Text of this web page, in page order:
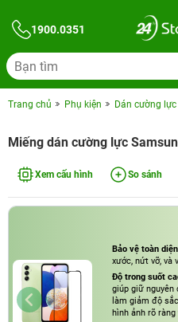
1900.0351
Trang chủ Phụ kiện Dán cường lực
Miếng dán cường lực
Xem cấu hình So sánh
Bảo vệ toàn diện
xước, nứt vỡ, và
Độ trong suốt
giúp giữ nguyên
làm giảm độ
hình ảnh rõ ràng